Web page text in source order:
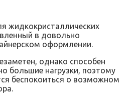
жидкокристаллических
в довольно
оформлении.
однако способен
большие нагрузки, поэтому
беспокоиться о возможном